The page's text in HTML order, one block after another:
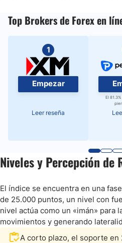
Top Brokers de Forex en
1
Empezar
Leer reseña
El
Niveles y Percepción de
El índice se encuentra en una
de 25.000 puntos, un nivel con
nivel actúa como un «imán» para
movimientos y generando
A corto plazo, el soporte en